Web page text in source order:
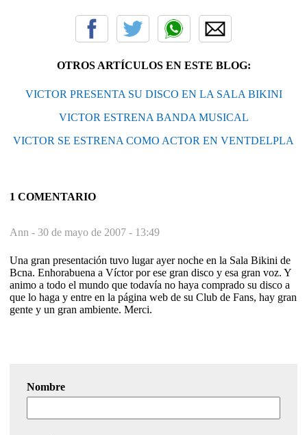
OTROS ARTÍCULOS EN ESTE BLOG:
VICTOR PRESENTA SU DISCO EN LA SALA BIKINI
VICTOR ESTRENA BANDA MUSICAL
VICTOR SE ESTRENA COMO ACTOR EN VENTDELPLA
1 COMENTARIO
Ann - 30 de mayo de 2007 - 13:49
Una gran presentación tuvo lugar ayer noche en la Sala Bikini de
Bcna. Enhorabuena a Víctor por ese gran disco y esa gran voz. Y
animo a todo el mundo que todavía no haya comprado su disco a
que lo haga y entre en la página web de su Club de Fans, hay gran
gente y un gran ambiente. Merci.
Nombre